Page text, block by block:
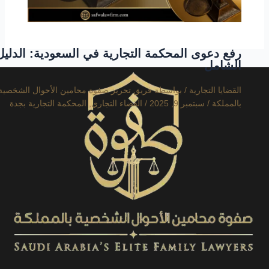
رفع دعوى المحكمة التجارية في السعودية:
الشامل
القضايا التجارية / بواسطة فريق تحرير صفوة محامين الأحوال
بالمملكة / سبتمبر 9, 2025 / القضاء التجاري المحكمة التجارية بجدة